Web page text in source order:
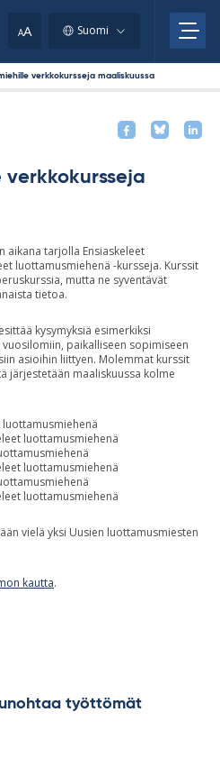
AA Suomi
verkkokursseja maaliskuussa
verkkokursseja
aikana tarjolla Ensiaskeleet
luottamusmiehenä -kursseja. Kurssit
mutta ne syventävät
tietoa.
kysymyksiä esimerkiksi
paikalliseen sopimiseen
asioihin liittyen. Molemmat kurssit
järjestetään maaliskuussa kolme
luottamusmiehenä
luottamusmiehenä
luottamusmiehenä
luottamusmiehenä
vielä yksi Uusien luottamusmiesten
kautta.
työt­tö­mät